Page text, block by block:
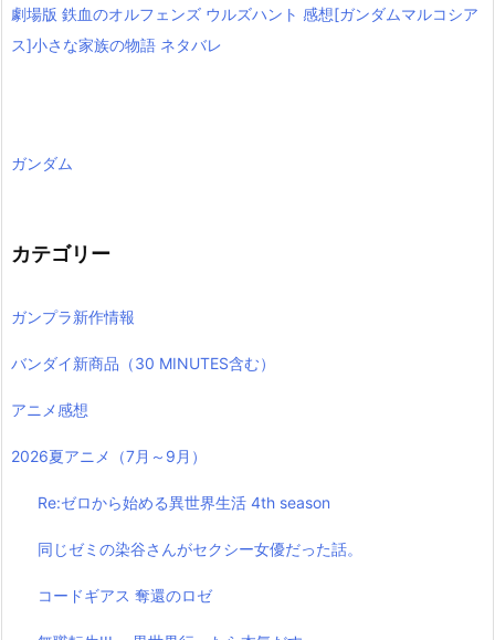
劇場版 鉄血のオルフェンズ ウルズハント 感想[ガンダムマルコシア
ス]小さな家族の物語 ネタバレ
ガンダム
カテゴリー
ガンプラ新作情報
バンダイ新商品（30 MINUTES含む）
アニメ感想
2026夏アニメ（7月～9月）
Re:ゼロから始める異世界生活 4th season
同じゼミの染谷さんがセクシー女優だった話。
コードギアス 奪還のロゼ